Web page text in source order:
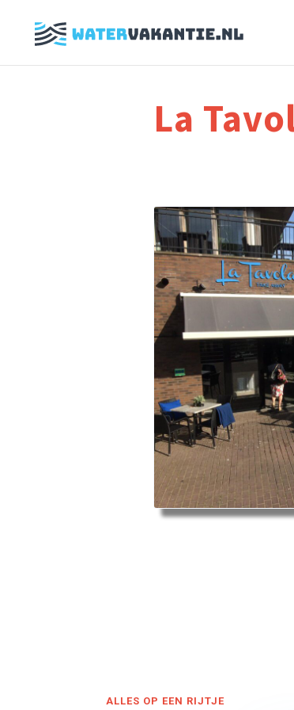
La
ALLES OP EEN RIJTJE